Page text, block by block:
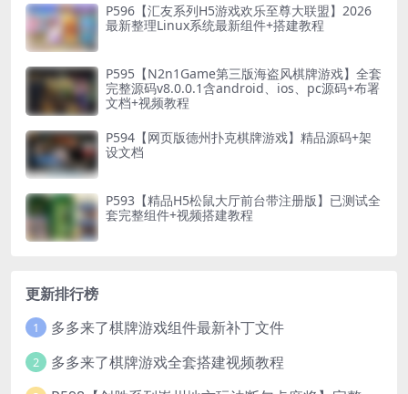
P596【汇友系列H5游戏欢乐至尊大联盟】2026
最新整理Linux系统最新组件+搭建教程
P595【N2n1Game第三版海盗风棋牌游戏】全套
完整源码v8.0.0.1含android、ios、pc源码+布署
文档+视频教程
P594【网页版德州扑克棋牌游戏】精品源码+架
设文档
P593【精品H5松鼠大厅前台带注册版】已测试全
套完整组件+视频搭建教程
更新排行榜
1 多多来了棋牌游戏组件最新补丁文件
2 多多来了棋牌游戏全套搭建视频教程